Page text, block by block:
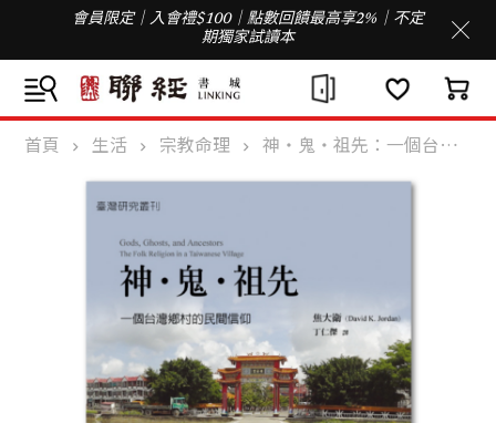
會員限定｜入會禮$100｜點數回饋最高享2%｜不定
期獨家試讀本
首頁 生活 宗教命理 神‧鬼‧祖先：一個台灣鄉村的民間信仰